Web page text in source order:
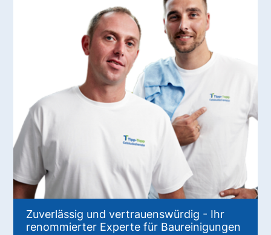
Zuverlässig und vertrauenswürdig - Ihr
renommierter Experte für Baureinigungen